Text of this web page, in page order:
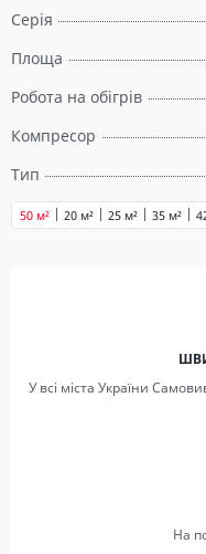
Серія
Площа
Робота на обігрів
Компресор
Тип
20 м² 25 м² 35 м²
50 м²
У всі міста України
На